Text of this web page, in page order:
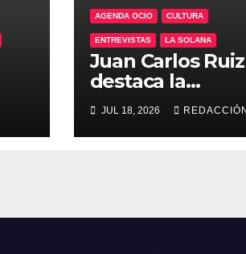
AGENDA OCIO CULTURA
ENTREVISTAS LA SOLANA
Juan Carlos Ruiz
destaca la
proyección del
Certamen de
novilleros «Villa
JUL 18, 2026